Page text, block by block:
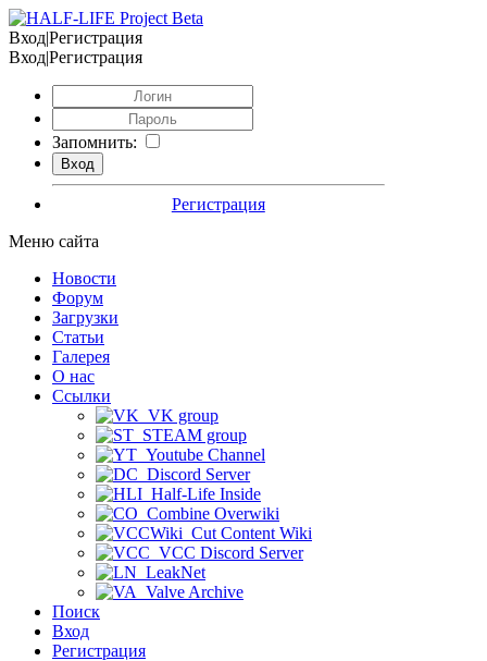
Вход|Регистрация
Вход|Регистрация
Запомнить:
Регистрация
Меню сайта
Новости
Форум
Загрузки
Статьи
Галерея
О нас
Ссылки
VK group
STEAM group
Youtube Channel
Discord Server
Half-Life Inside
Combine Overwiki
Cut Content Wiki
VCC Discord Server
LeakNet
Valve Archive
Поиск
Вход
Регистрация